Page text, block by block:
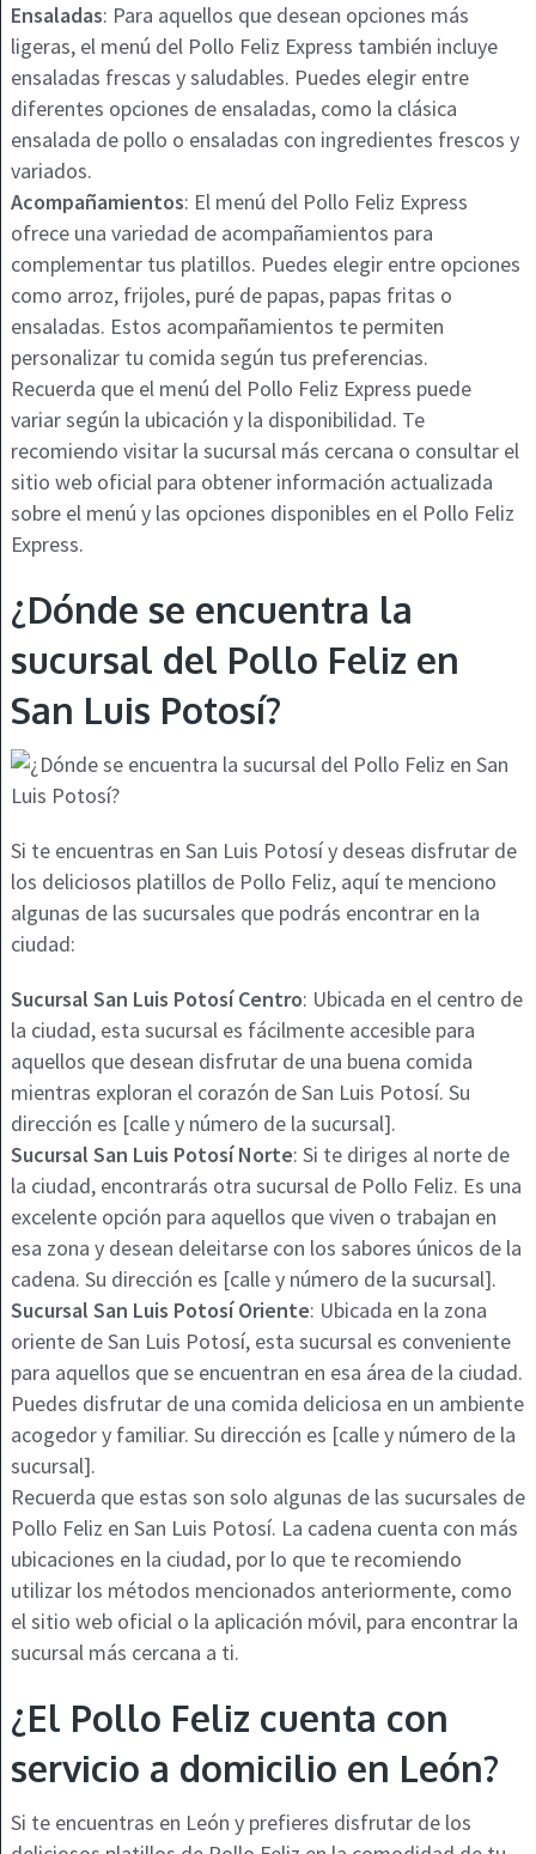
Ensaladas: Para aquellos que desean opciones más
ligeras, el menú del Pollo Feliz Express también incluye
ensaladas frescas y saludables. Puedes elegir entre
diferentes opciones de ensaladas, como la clásica
ensalada de pollo o ensaladas con ingredientes frescos y
variados.
Acompañamientos: El menú del Pollo Feliz Express
ofrece una variedad de acompañamientos para
complementar tus platillos. Puedes elegir entre opciones
como arroz, frijoles, puré de papas, papas fritas o
ensaladas. Estos acompañamientos te permiten
personalizar tu comida según tus preferencias.
Recuerda que el menú del Pollo Feliz Express puede
variar según la ubicación y la disponibilidad. Te
recomiendo visitar la sucursal más cercana o consultar el
sitio web oficial para obtener información actualizada
sobre el menú y las opciones disponibles en el Pollo Feliz
Express.
¿Dónde se encuentra la
sucursal del Pollo Feliz en
San Luis Potosí?
Si te encuentras en San Luis Potosí y deseas disfrutar de
los deliciosos platillos de Pollo Feliz, aquí te menciono
algunas de las sucursales que podrás encontrar en la
ciudad:
Sucursal San Luis Potosí Centro: Ubicada en el centro de
la ciudad, esta sucursal es fácilmente accesible para
aquellos que desean disfrutar de una buena comida
mientras exploran el corazón de San Luis Potosí. Su
dirección es [calle y número de la sucursal].
Sucursal San Luis Potosí Norte: Si te diriges al norte de
la ciudad, encontrarás otra sucursal de Pollo Feliz. Es una
excelente opción para aquellos que viven o trabajan en
esa zona y desean deleitarse con los sabores únicos de la
cadena. Su dirección es [calle y número de la sucursal].
Sucursal San Luis Potosí Oriente: Ubicada en la zona
oriente de San Luis Potosí, esta sucursal es conveniente
para aquellos que se encuentran en esa área de la ciudad.
Puedes disfrutar de una comida deliciosa en un ambiente
acogedor y familiar. Su dirección es [calle y número de la
sucursal].
Recuerda que estas son solo algunas de las sucursales de
Pollo Feliz en San Luis Potosí. La cadena cuenta con más
ubicaciones en la ciudad, por lo que te recomiendo
utilizar los métodos mencionados anteriormente, como
el sitio web oficial o la aplicación móvil, para encontrar la
sucursal más cercana a ti.
¿El Pollo Feliz cuenta con
servicio a domicilio en León?
Si te encuentras en León y prefieres disfrutar de los